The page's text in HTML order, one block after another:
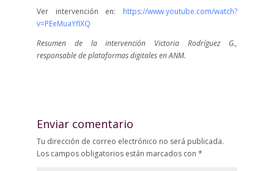
Ver intervención en: https://www.youtube.com/watch?
v=PEeMuaYflXQ
Resumen de la intervención Victoria Rodríguez G.,
responsable de plataformas digitales en ANM.
Enviar comentario
Tu dirección de correo electrónico no será publicada.
Los campos obligatorios están marcados con *